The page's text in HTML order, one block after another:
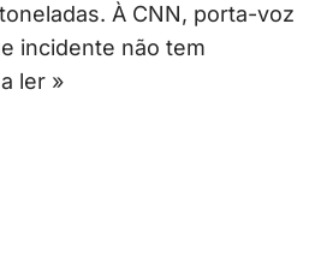
À CNN, porta-voz
incidente não tem
ler »